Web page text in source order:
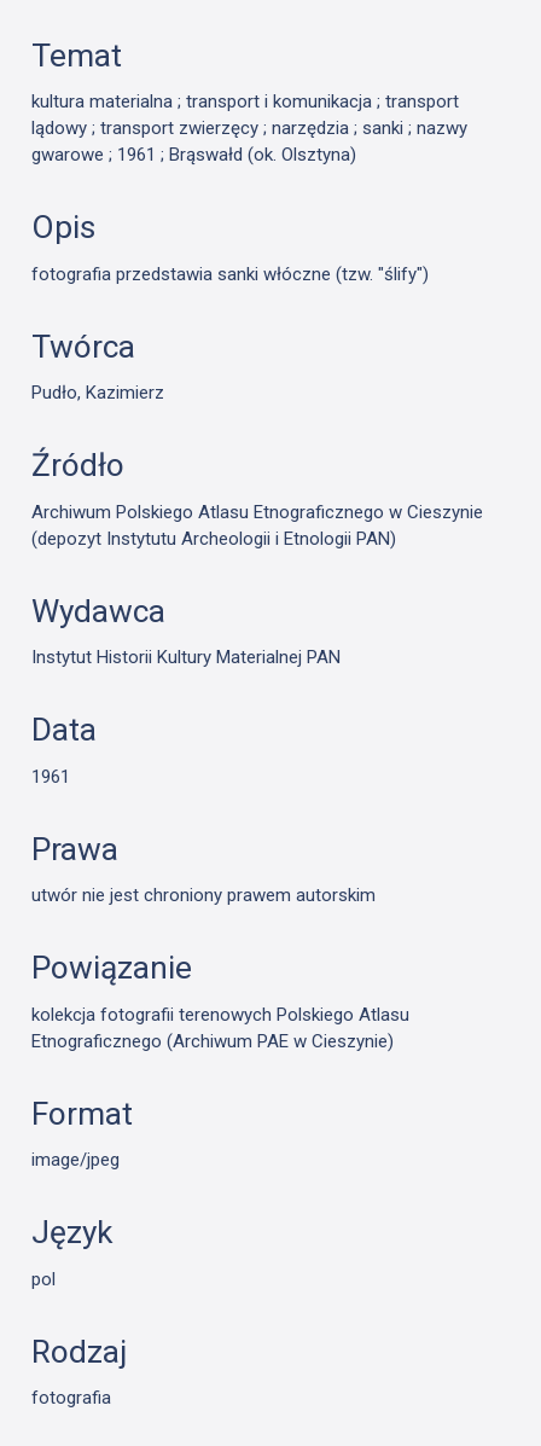
Temat
kultura materialna ; transport i komunikacja ; transport
lądowy ; transport zwierzęcy ; narzędzia ; sanki ; nazwy
gwarowe ; 1961 ; Brąswałd (ok. Olsztyna)
Opis
fotografia przedstawia sanki włóczne (tzw. "ślify")
Twórca
Pudło, Kazimierz
Źródło
Archiwum Polskiego Atlasu Etnograficznego w Cieszynie
(depozyt Instytutu Archeologii i Etnologii PAN)
Wydawca
Instytut Historii Kultury Materialnej PAN
Data
1961
Prawa
utwór nie jest chroniony prawem autorskim
Powiązanie
kolekcja fotografii terenowych Polskiego Atlasu
Etnograficznego (Archiwum PAE w Cieszynie)
Format
image/jpeg
Język
pol
Rodzaj
fotografia